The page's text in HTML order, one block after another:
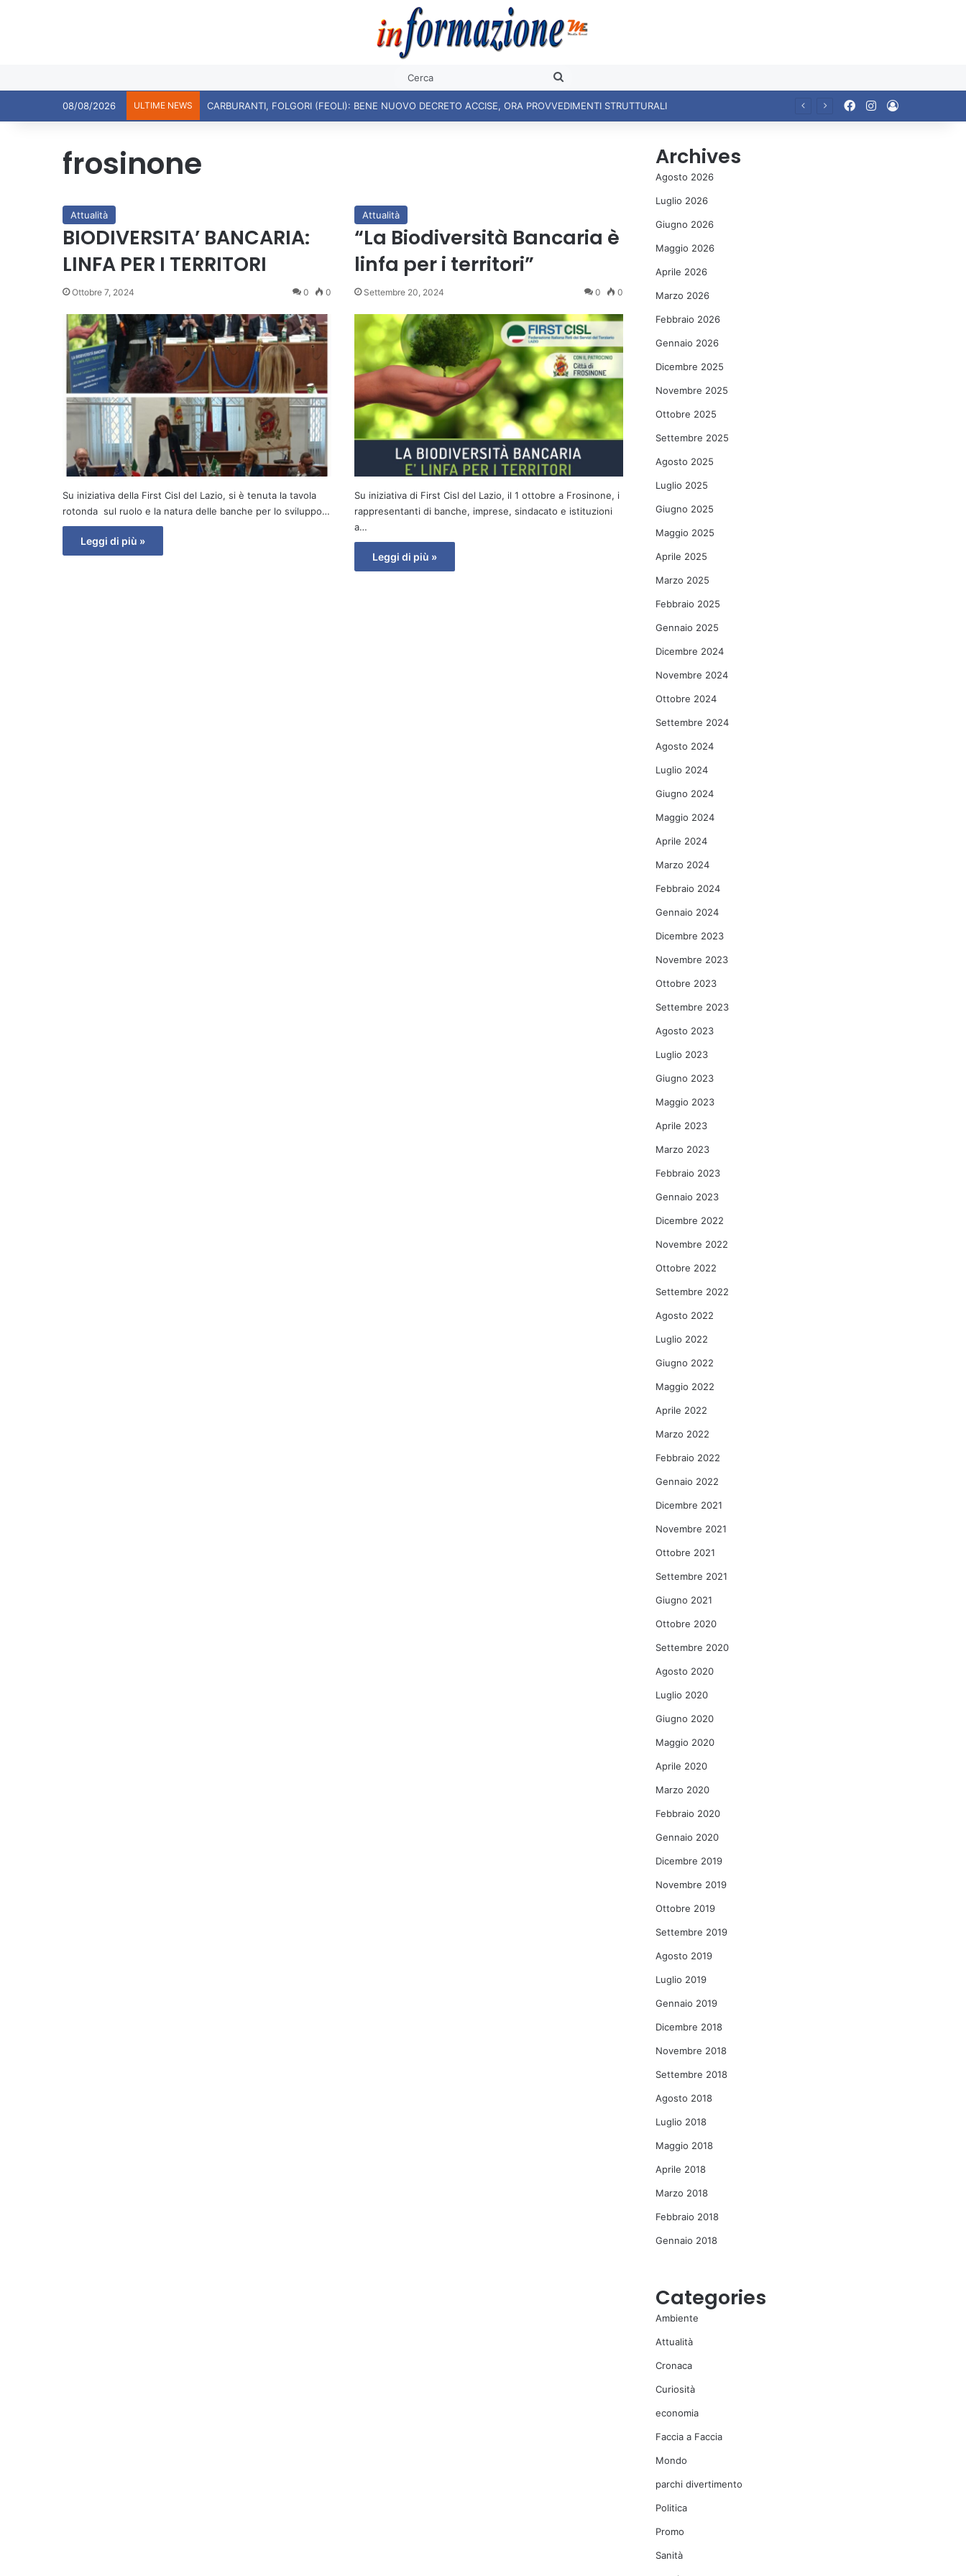
08/08/2026 ULTIME NEWS CARBURANTI, FOLGORI (FEOLI): BENE NUOVO DECRETO ACCISE, ORA PROVVEDIMENTI STRUTTURALI FacebookInstagram
frosinone
Attualità
BIODIVERSITA’ BANCARIA:
LINFA PER I TERRITORI
Ottobre 7, 2024 0 0
Su iniziativa della First Cisl del Lazio, si è tenuta la tavola
rotonda sul ruolo e la natura delle banche per lo sviluppo…
Leggi di più »
Attualità
“La Biodiversità Bancaria è
linfa per i territori”
Settembre 20, 2024 0 0
Su iniziativa di First Cisl del Lazio, il 1 ottobre a Frosinone, i
rappresentanti di banche, imprese, sindacato e istituzioni
a…
Leggi di più »
Archives
Agosto 2026
Luglio 2026
Giugno 2026
Maggio 2026
Aprile 2026
Marzo 2026
Febbraio 2026
Gennaio 2026
Dicembre 2025
Novembre 2025
Ottobre 2025
Settembre 2025
Agosto 2025
Luglio 2025
Giugno 2025
Maggio 2025
Aprile 2025
Marzo 2025
Febbraio 2025
Gennaio 2025
Dicembre 2024
Novembre 2024
Ottobre 2024
Settembre 2024
Agosto 2024
Luglio 2024
Giugno 2024
Maggio 2024
Aprile 2024
Marzo 2024
Febbraio 2024
Gennaio 2024
Dicembre 2023
Novembre 2023
Ottobre 2023
Settembre 2023
Agosto 2023
Luglio 2023
Giugno 2023
Maggio 2023
Aprile 2023
Marzo 2023
Febbraio 2023
Gennaio 2023
Dicembre 2022
Novembre 2022
Ottobre 2022
Settembre 2022
Agosto 2022
Luglio 2022
Giugno 2022
Maggio 2022
Aprile 2022
Marzo 2022
Febbraio 2022
Gennaio 2022
Dicembre 2021
Novembre 2021
Ottobre 2021
Settembre 2021
Giugno 2021
Ottobre 2020
Settembre 2020
Agosto 2020
Luglio 2020
Giugno 2020
Maggio 2020
Aprile 2020
Marzo 2020
Febbraio 2020
Gennaio 2020
Dicembre 2019
Novembre 2019
Ottobre 2019
Settembre 2019
Agosto 2019
Luglio 2019
Gennaio 2019
Dicembre 2018
Novembre 2018
Settembre 2018
Agosto 2018
Luglio 2018
Maggio 2018
Aprile 2018
Marzo 2018
Febbraio 2018
Gennaio 2018
Categories
Ambiente
Attualità
Cronaca
Curiosità
economia
Faccia a Faccia
Mondo
parchi divertimento
Politica
Promo
Sanità